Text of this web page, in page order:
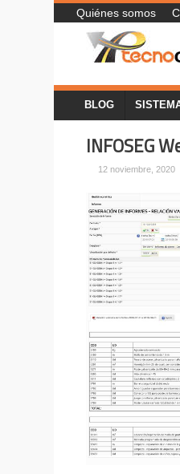
Quiénes somos
BLOG
INFOSEG
12 noviembre, 2020